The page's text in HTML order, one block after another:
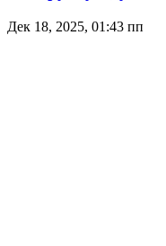
Дек 18, 2025, 01:43 пп